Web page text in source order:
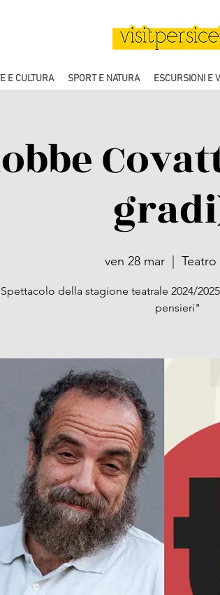
E CULTURA SPORT E NATURA ESCURSIONI E
ven 28 mar Teatro
Spettacolo della stagione teatrale 2024/
pensieri"